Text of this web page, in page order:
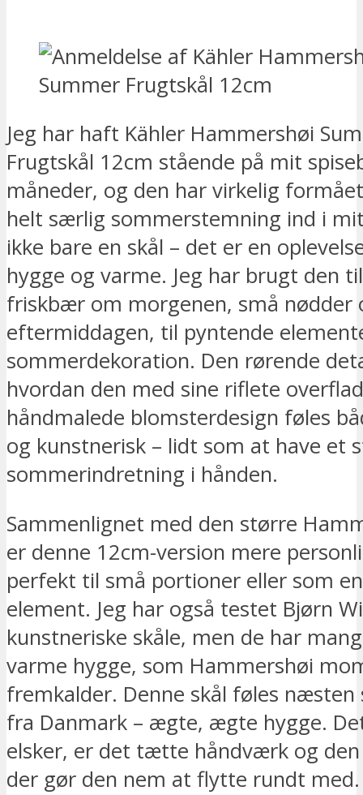
Jeg har haft Kähler Hammershøi
Frugtskål 12cm stående på mit
måneder, og den har virkelig
helt særlig sommerstemning ind i
ikke bare en skål – det er en
hygge og varme. Jeg har brugt den
friskbær om morgenen, små nødder
eftermiddagen, til pyntende
sommerdekoration. Den rørende
hvordan den med sine riflete
håndmalede blomsterdesign føles
og kunstnerisk – lidt som at have et
sommerindretning i hånden.
Sammenlignet med den større
er denne 12cm-version mere
perfekt til små portioner eller som
element. Jeg har også testet Bjørn
kunstneriske skåle, men de har
varme hygge, som Hammershøi
fremkalder. Denne skål føles
fra Danmark – ægte, ægte hygge.
elsker, er det tætte håndværk og
der gør den nem at flytte rundt med.